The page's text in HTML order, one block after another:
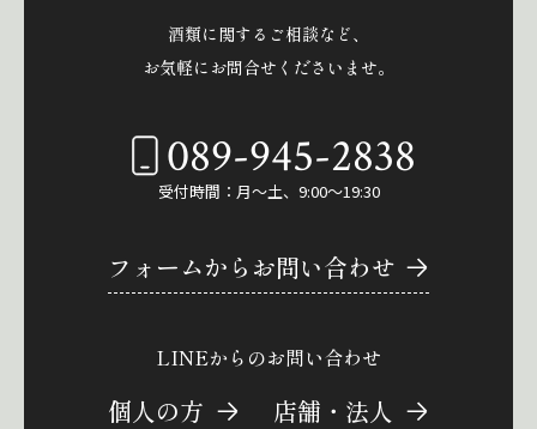
酒類に関するご相談など、
お気軽にお問合せくださいませ。
089-945-2838
受付時間：月～土、9:00～19:30
フォームからお問い合わせ
LINEからのお問い合わせ
個人の方 店舗・法人